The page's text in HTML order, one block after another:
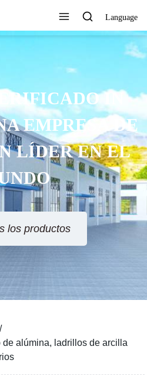
Language
alúmina, ladrillos de arcilla